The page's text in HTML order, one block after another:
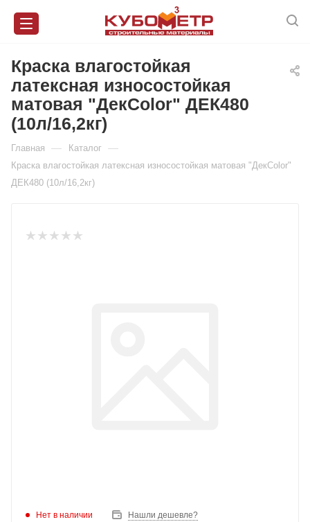
Краска влагостойкая
латексная износостойкая
матовая "ДекColor" ДЕК480
(10л/16,2кг)
Главная — Каталог —
Краска влагостойкая латексная износостойкая матовая "ДекColor"
ДЕК480 (10л/16,2кг)
Нет в наличии Нашли дешевле?